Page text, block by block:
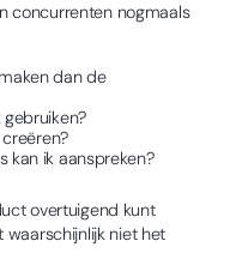
concurrenten nogmaals
dan de
gebruiken?
kan ik aanspreken?
overtuigend kunt
waarschijnlijk niet het